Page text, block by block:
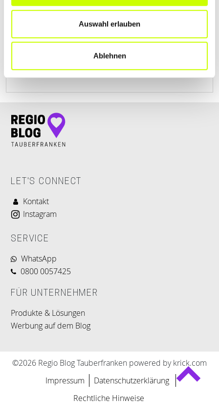
Auswahl erlauben
Ablehnen
FENSTERBAU
Zur Kreuzstraße 2| 74736 Hardheim DE
+496283475
schreinerei-weidinger.de
LET'S CONNECT
Kontakt
Instagram
SERVICE
WhatsApp
0800 0057425
FÜR UNTERNEHMER
Produkte & Lösungen
Werbung auf dem Blog
©2026 Regio Blog Tauberfranken powered by krick.com
Impressum
Datenschutzerklärung
Rechtliche Hinweise